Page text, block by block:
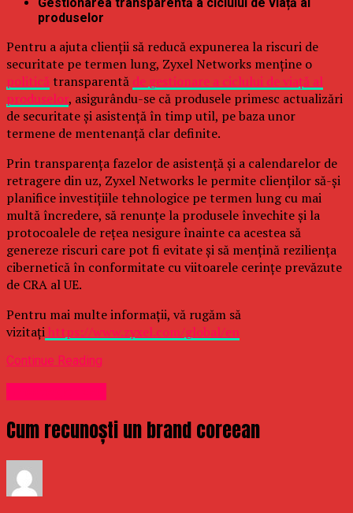
produselor
Pentru a ajuta clienții să reducă expunerea la riscuri de
securitate pe termen lung, Zyxel Networks menține o
politică transparentă de gestionare a ciclului de viață al
produselor, asigurându-se că produsele primesc actualizări
de securitate și asistență în timp util, pe baza unor
termene de mentenanță clar definite.
Prin transparența fazelor de asistență și a calendarelor de
retragere din uz, Zyxel Networks le permite clienților să-și
planifice investițiile tehnologice pe termen lung cu mai
multă încredere, să renunțe la produsele învechite și la
protocoalele de rețea nesigure înainte ca acestea să
genereze riscuri care pot fi evitate și să mențină reziliența
cibernetică în conformitate cu viitoarele cerințe prevăzute
de CRA al UE.
Pentru mai multe informații, vă rugăm să
vizitațihttps://www.zyxel.com/global/en
Continue Reading
Cum recunoști un brand coreean